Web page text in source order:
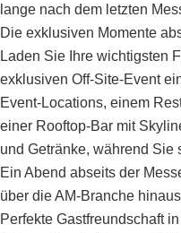
lange nach dem letzten
Die exklusiven Momente
Laden Sie Ihre wichtigsten
exklusiven Off-Site-Event
Event-Locations, einem
einer Rooftop-Bar mit
und Getränke, während Sie
Ein Abend abseits der
über die AM-Branche
Perfekte Gastfreundschaft